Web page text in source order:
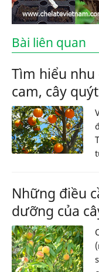
Bài liên quan
Tìm hiểu
cam, cây quýt
Những điều
dưỡng của